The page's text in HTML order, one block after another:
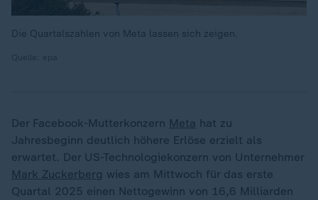
Die Quartalszahlen von Meta lassen sich zeigen.
Der Facebook-Mutterkonzern Meta hat zu
Jahresbeginn deutlich höhere Erlöse erzielt als
erwartet. Der US-Technologiekonzern von Unternehmer
Mark Zuckerberg wies am Mittwoch für das erste
Quartal 2025 einen Nettogewinn von 16,6 Milliarden